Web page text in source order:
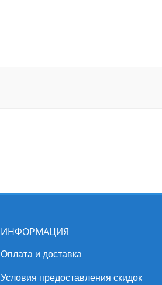
ИНФОРМАЦИЯ
Оплата и доставка
Условия предоставления скидок